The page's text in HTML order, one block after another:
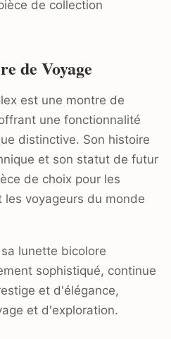
de collection
de Voyage
est une montre de
une fonctionnalité
distinctive. Son histoire
et son statut de futur
de choix pour les
voyageurs du monde
lunette bicolore
sophistiqué, continue
et d'élégance,
et d'exploration.